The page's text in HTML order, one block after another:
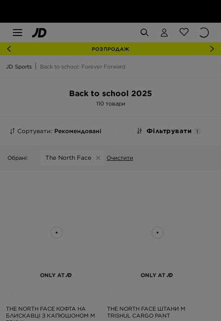
РОЗПРОДАЖ
JD Sports Back to school: Forever Forward
Back to school 2025
110 товари
Сортувати: Рекомендовані Фільтрувати 1
Обрані: The North Face Очистити
ONLY AT
THE NORTH FACE КОФТА НА
БЛИСКАВЦІ З КАПЮШОНОМ M
ONLY AT
THE NORTH FACE ШТАНИ M
TRISHUL CARGO PANT